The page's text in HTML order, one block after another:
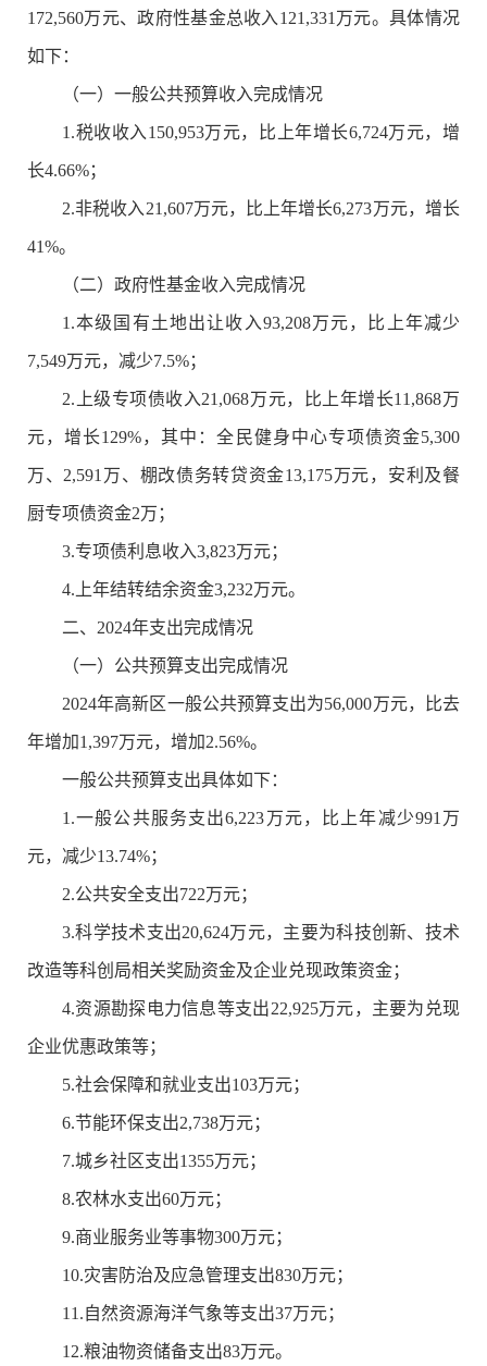
172,560万元、政府性基金总收入121,331万元。具体情况
如下：
（一）一般公共预算收入完成情况
1.税收收入150,953万元，比上年增长6,724万元，增
长4.66%；
2.非税收入21,607万元，比上年增长6,273万元，增长
41%。
（二）政府性基金收入完成情况
1.本级国有土地出让收入93,208万元，比上年减少
7,549万元，减少7.5%；
2.上级专项债收入21,068万元，比上年增长11,868万
元，增长129%，其中：全民健身中心专项债资金5,300
万、2,591万、棚改债务转贷资金13,175万元，安利及餐
厨专项债资金2万；
3.专项债利息收入3,823万元；
4.上年结转结余资金3,232万元。
二、2024年支出完成情况
（一）公共预算支出完成情况
2024年高新区一般公共预算支出为56,000万元，比去
年增加1,397万元，增加2.56%。
一般公共预算支出具体如下：
1.一般公共服务支出6,223万元，比上年减少991万
元，减少13.74%；
2.公共安全支出722万元；
3.科学技术支出20,624万元，主要为科技创新、技术
改造等科创局相关奖励资金及企业兑现政策资金；
4.资源勘探电力信息等支出22,925万元，主要为兑现
企业优惠政策等；
5.社会保障和就业支出103万元；
6.节能环保支出2,738万元；
7.城乡社区支出1355万元；
8.农林水支出60万元；
9.商业服务业等事物300万元；
10.灾害防治及应急管理支出830万元；
11.自然资源海洋气象等支出37万元；
12.粮油物资储备支出83万元。